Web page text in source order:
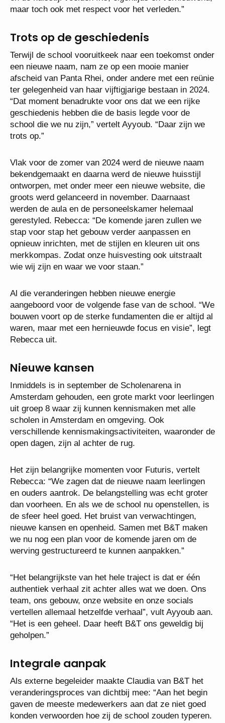
maar toch ook met respect voor het verleden.”
Trots op de geschiedenis
Terwijl de school vooruitkeek naar een toekomst onder
een nieuwe naam, nam ze op een mooie manier
afscheid van Panta Rhei, onder andere met een reünie
ter gelegenheid van haar vijftigjarige bestaan in 2024.
“Dat moment benadrukte voor ons dat we een rijke
geschiedenis hebben die de basis legde voor de
school die we nu zijn,” vertelt Ayyoub. “Daar zijn we
trots op.”
Vlak voor de zomer van 2024 werd de nieuwe naam
bekendgemaakt en daarna werd de nieuwe huisstijl
ontworpen, met onder meer een nieuwe website, die
groots werd gelanceerd in november. Daarnaast
werden de aula en de personeelskamer helemaal
gerestyled. Rebecca: “De komende jaren zullen we
stap voor stap het gebouw verder aanpassen en
opnieuw inrichten, met de stijlen en kleuren uit ons
merkkompas. Zodat onze huisvesting ook uitstraalt
wie wij zijn en waar we voor staan.”
Al die veranderingen hebben nieuwe energie
aangeboord voor de volgende fase van de school. “We
bouwen voort op de sterke fundamenten die er altijd al
waren, maar met een hernieuwde focus en visie”, legt
Rebecca uit.
Nieuwe kansen
Inmiddels is in september de Scholenarena in
Amsterdam gehouden, een grote markt voor leerlingen
uit groep 8 waar zij kunnen kennismaken met alle
scholen in Amsterdam en omgeving. Ook
verschillende kennismakingsactiviteiten, waaronder de
open dagen, zijn al achter de rug.
Het zijn belangrijke momenten voor Futuris, vertelt
Rebecca: “We zagen dat de nieuwe naam leerlingen
en ouders aantrok. De belangstelling was echt groter
dan voorheen. En als we de school nu openstellen, is
de sfeer heel goed. Het bruist van verwachtingen,
nieuwe kansen en openheid. Samen met B&T maken
we nu nog een plan voor de komende jaren om de
werving gestructureerd te kunnen aanpakken.”
“Het belangrijkste van het hele traject is dat er één
authentiek verhaal zit achter alles wat we doen. Ons
team, ons gebouw, onze website en onze socials
vertellen allemaal hetzelfde verhaal”, vult Ayyoub aan.
“Het is een geheel. Daar heeft B&T ons geweldig bij
geholpen.”
Integrale aanpak
Als externe begeleider maakte Claudia van B&T het
veranderingsproces van dichtbij mee: “Aan het begin
gaven de meeste medewerkers aan dat ze niet goed
konden verwoorden hoe zij de school zouden typeren.